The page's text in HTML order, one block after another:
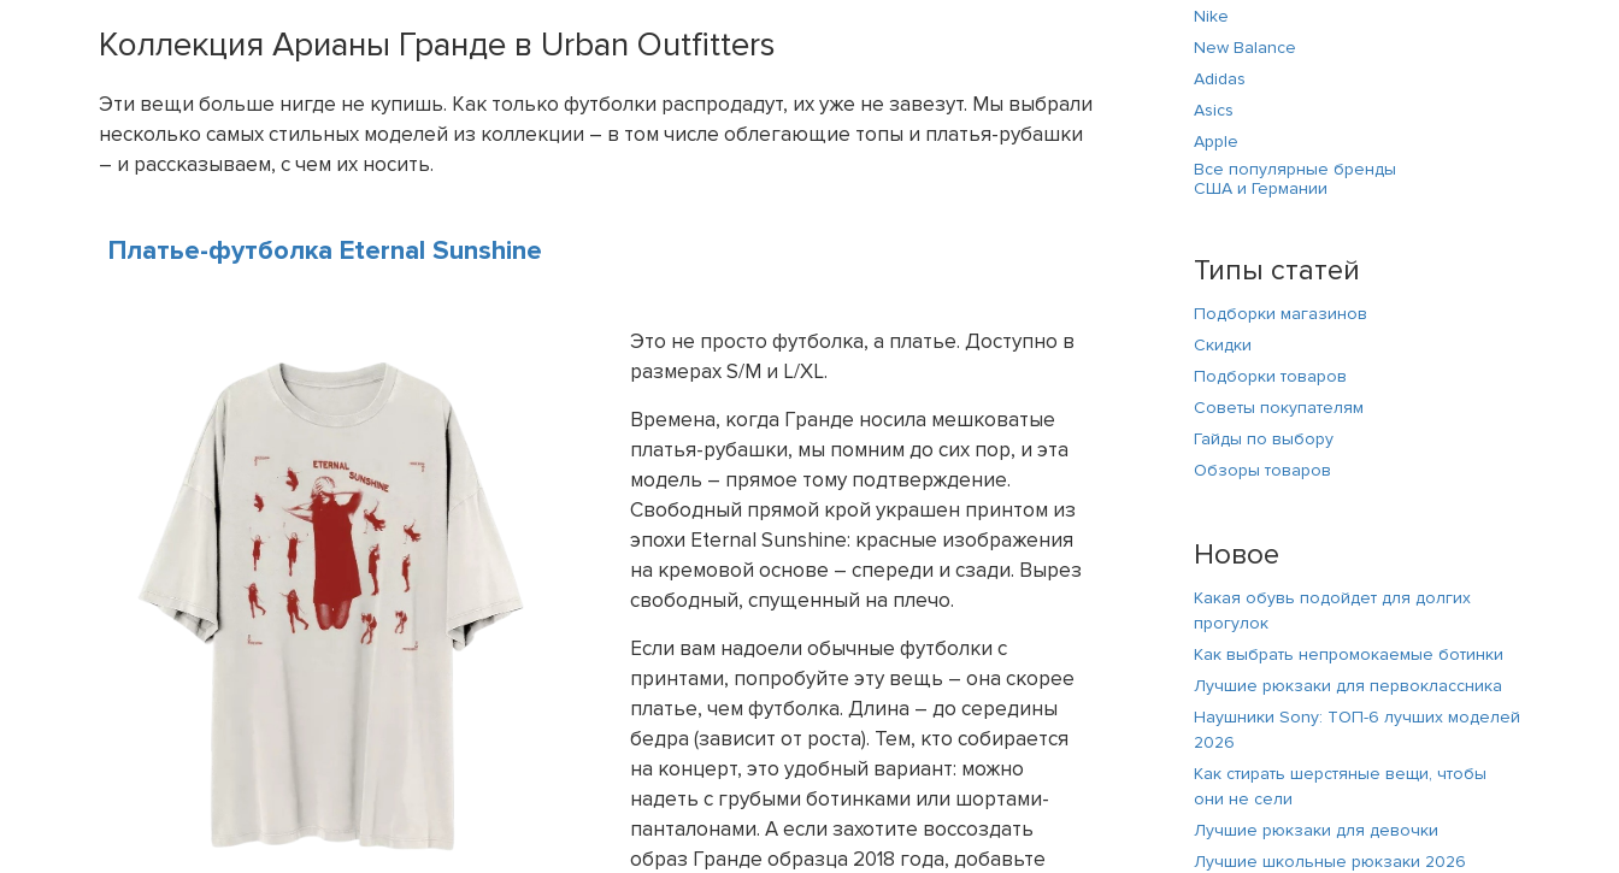
Коллекция Арианы Гранде в Urban Outfitters
Эти вещи больше нигде не купишь. Как только футболки распродадут, их уже не завезут. Мы выбрали
несколько самых стильных моделей из коллекции – в том числе облегающие топы и платья-рубашки
– и рассказываем, с чем их носить.
Платье-футболка Eternal Sunshine
Это не просто футболка, а платье. Доступно в
размерах S/M и L/XL.
Времена, когда Гранде носила мешковатые
платья-рубашки, мы помним до сих пор, и эта
модель – прямое тому подтверждение.
Свободный прямой крой украшен принтом из
эпохи Eternal Sunshine: красные изображения
на кремовой основе – спереди и сзади. Вырез
свободный, спущенный на плечо.
Если вам надоели обычные футболки с
принтами, попробуйте эту вещь – она скорее
платье, чем футболка. Длина – до середины
бедра (зависит от роста). Тем, кто собирается
на концерт, это удобный вариант: можно
надеть с грубыми ботинками или шортами-
панталонами. А если захотите воссоздать
образ Гранде образца 2018 года, добавьте
Nike
New Balance
Adidas
Asics
Apple
Все популярные бренды
США и Германии
Типы статей
Подборки магазинов
Скидки
Подборки товаров
Советы покупателям
Гайды по выбору
Обзоры товаров
Новое
Какая обувь подойдет для долгих
прогулок
Как выбрать непромокаемые ботинки
Лучшие рюкзаки для первоклассника
Наушники Sony: ТОП-6 лучших моделей
2026
Как стирать шерстяные вещи, чтобы
они не сели
Лучшие рюкзаки для девочки
Лучшие школьные рюкзаки 2026